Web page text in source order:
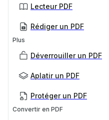
Lecteur PDF
Rédiger un PDF
Plus
Déverrouiller un PDF
Aplatir un PDF
Protéger un PDF
Convertir en PDF